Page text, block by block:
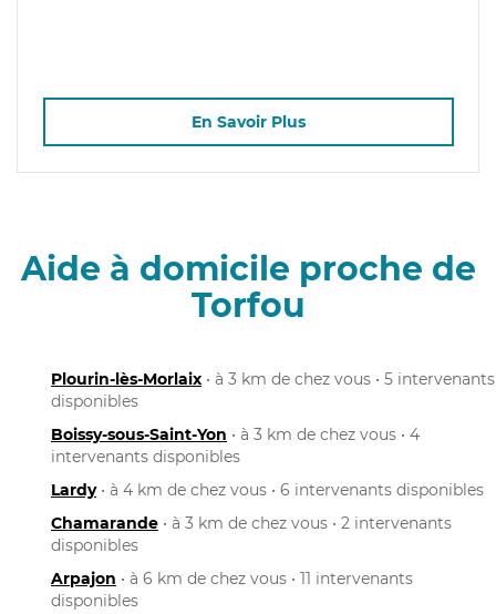
En Savoir Plus
Aide à domicile proche de
Torfou
Plourin-lès-Morlaix • à 3 km de chez vous • 5 intervenants
disponibles
Boissy-sous-Saint-Yon • à 3 km de chez vous • 4
intervenants disponibles
Lardy• à 4 km de chez vous • 6 intervenants disponibles
Chamarande • à 3 km de chez vous • 2 intervenants
disponibles
Arpajon • à 6 km de chez vous • 11 intervenants
disponibles